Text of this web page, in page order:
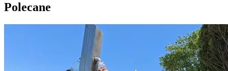
Polecane